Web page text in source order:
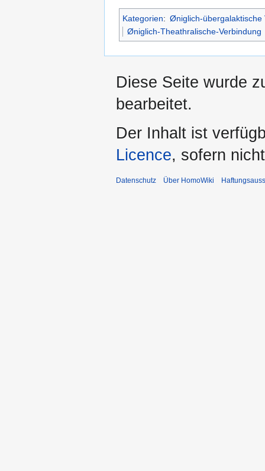
Kategorien: Øniglich-übergalaktische
Øniglich-Theathralische-Verbindung
Diese Seite wurde
bearbeitet.
Der Inhalt ist
Licence, sofern
Datenschutz Über HomoWiki